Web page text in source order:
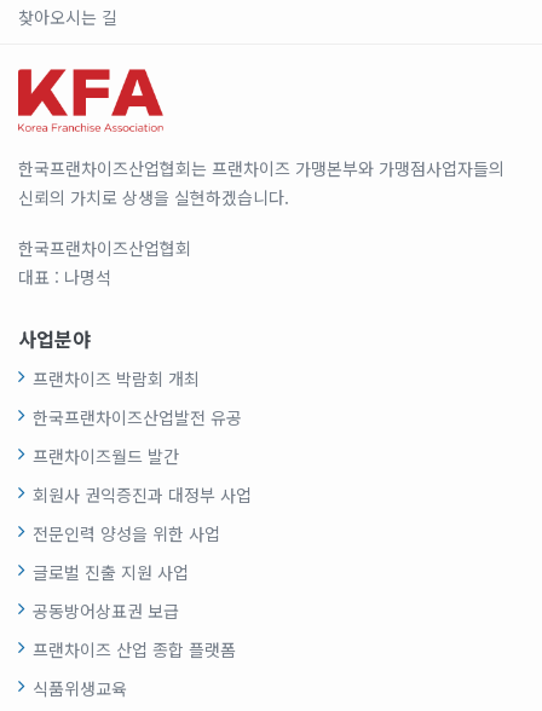
찾아오시는 길
한국프랜차이즈산업협회는 프랜차이즈 가맹본부와 가맹점사업자들의
신뢰의 가치로 상생을 실현하겠습니다.
한국프랜차이즈산업협회
대표 : 나명석
사업분야
프랜차이즈 박람회 개최
한국프랜차이즈산업발전 유공
프랜차이즈월드 발간
회원사 권익증진과 대정부 사업
전문인력 양성을 위한 사업
글로벌 진출 지원 사업
공동방어상표권 보급
프랜차이즈 산업 종합 플랫폼
식품위생교육